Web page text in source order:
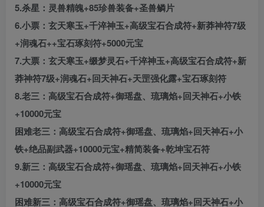
5.杀星：灵兽精魄+85珍兽装备+圣兽鳞片
6.小票：玄天寒玉+千淬神玉+高级宝石合成符+新莽神符7级
+润魂石++宝石琢刻符+5000元宝
7.大票：玄天寒玉+缀梦灵石+千淬神玉+高级宝石合成符+新
莽神符7级+润魂石+回天神石+天罡强化露+宝石琢刻符
8.老三：高级宝石合成符+御瑶盘、琉璃焰+回天神石+小铁
+10000元宝
困难老三：高级宝石合成符+御瑶盘、琉璃焰+回天神石+小
铁+绝品副武器+10000元宝+精简装备+乾坤宝石符
9.新三：高级宝石合成符+御瑶盘、琉璃焰+回天神石+小铁
+10000元宝
困难新三：高级宝石合成符+御瑶盘、琉璃焰+回天神石+小